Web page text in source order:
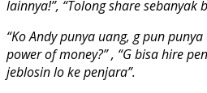
lainnya!”, “Tolong share sebanyak
“Ko Andy punya uang, g pun
power of money?” , “G bisa hire
jeblosin lo ke penjara”.